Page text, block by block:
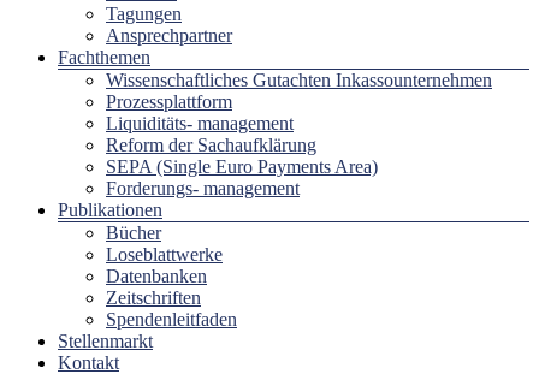
Tagungen
Ansprechpartner
Fachthemen
Wissenschaftliches Gutachten Inkassounternehmen
Prozessplattform
Liquiditäts- management
Reform der Sachaufklärung
SEPA (Single Euro Payments Area)
Forderungs- management
Publikationen
Bücher
Loseblattwerke
Datenbanken
Zeitschriften
Spendenleitfaden
Stellenmarkt
Kontakt